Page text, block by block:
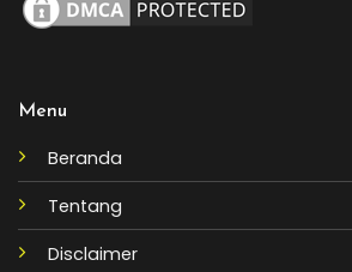
Menu
Beranda
Tentang
Disclaimer